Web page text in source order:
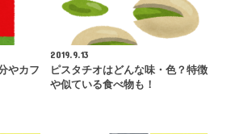
やカフ
2019.9.13
ピスタチオはどんな味・色？特徴
や似ている食べ物も！